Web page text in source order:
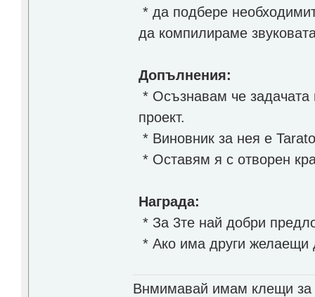
* да подбере
да компилираме
Допълнения:
* Осъзнавам че
проект.
* Виновник за нея е
* Оставям я с отворен
Награда:
* За 3те най добри
* Ако има други желаещи
Внмимавай имам клещи за